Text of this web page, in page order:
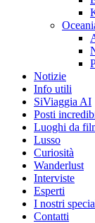
Notizie
Info utili
SiViaggia AI
Posti
Luoghi da
Lusso
Curiosità
Wanderlust
Interviste
Esperti
I nostri
Contatti